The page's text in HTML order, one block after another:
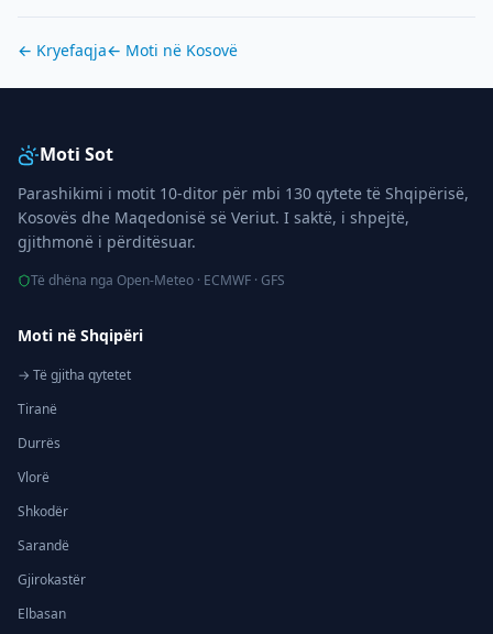
← Kryefaqja← Moti në Kosovë
Moti Sot
Parashikimi i motit 10-ditor për mbi 130 qytete të Shqipërisë,
Kosovës dhe Maqedonisë së Veriut. I saktë, i shpejtë,
gjithmonë i përditësuar.
Të dhëna nga Open-Meteo · ECMWF · GFS
Moti në Shqipëri
→ Të gjitha qytetet
Tiranë
Durrës
Vlorë
Shkodër
Sarandë
Gjirokastër
Elbasan